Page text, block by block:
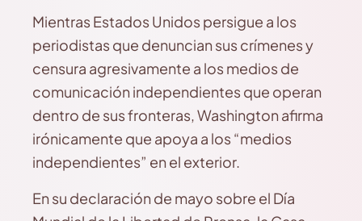
Mientras Estados Unidos persigue a los
periodistas que denuncian sus crímenes y
censura agresivamente a los medios de
comunicación independientes que operan
dentro de sus fronteras, Washington afirma
irónicamente que apoya a los “medios
independientes” en el exterior.
En su declaración de mayo sobre el Día